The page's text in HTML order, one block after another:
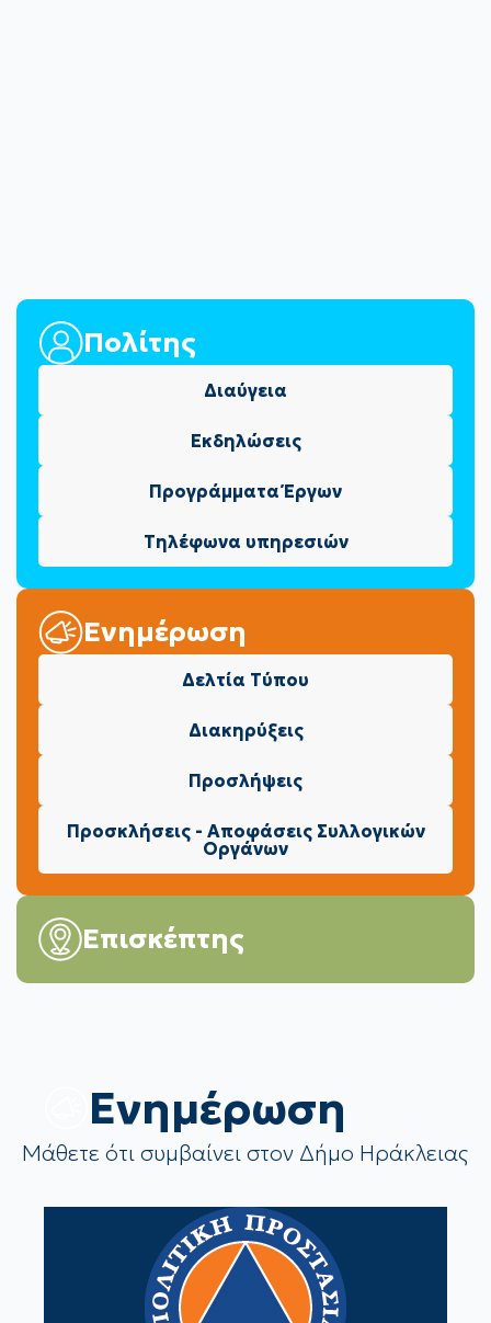
Πολίτης
Διαύγεια
Εκδηλώσεις
Προγράμματα Έργων
Τηλέφωνα υπηρεσιών
Ενημέρωση
Δελτία Τύπου
Διακηρύξεις
Προσλήψεις
Προσκλήσεις - Αποφάσεις Συλλογικών
Οργάνων
Επισκέπτης
Eνημέρωση
Μάθετε ότι συμβαίνει στον Δήμο Ηράκλειας